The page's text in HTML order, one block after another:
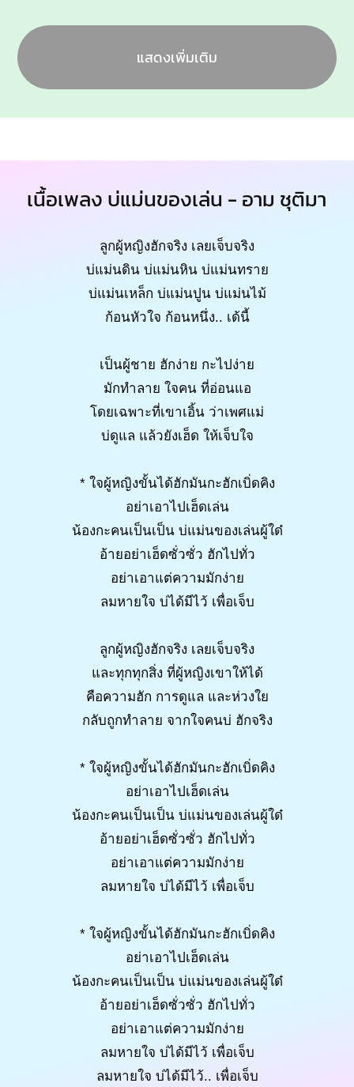
แสดงเพิ่มเติม
เนื้อเพลง บ่แม่นของเล่น - อาม ชุติมา
ลูกผู้หญิงฮักจริง เลยเจ็บจริง
บ่แม่นดิน บ่แม่นหิน บ่แม่นทราย
บ่แม่นเหล็ก บ่แม่นปูน บ่แม่นไม้
ก้อนหัวใจ ก้อนหนึ่ง.. เด้นี้
เป็นผู้ชาย ฮักง่าย กะไปง่าย
มักทำลาย ใจคน ที่อ่อนแอ
โดยเฉพาะที่เขาเอิ้น ว่าเพศแม่
บ่ดูแล แล้วยังเฮ็ด ให้เจ็บใจ
* ใจผู้หญิงขั้นได้ฮักมันกะฮักเบิ่ดคิง
อย่าเอาไปเฮ็ดเล่น
น้องกะคนเป็นเป็น บ่แม่นของเล่นผู้ใด๋
อ้ายอย่าเฮ็ดซั่วซั่ว ฮักไปทั่ว
อย่าเอาแต่ความมักง่าย
ลมหายใจ บ่ได้มีไว้ เพื่อเจ็บ
ลูกผู้หญิงฮักจริง เลยเจ็บจริง
และทุกทุกสิ่ง ที่ผู้หญิงเขาให้ได้
คือความฮัก การดูแล และห่วงใย
กลับถูกทำลาย จากใจคนบ่ ฮักจริง
* ใจผู้หญิงขั้นได้ฮักมันกะฮักเบิ่ดคิง
อย่าเอาไปเฮ็ดเล่น
น้องกะคนเป็นเป็น บ่แม่นของเล่นผู้ใด๋
อ้ายอย่าเฮ็ดซั่วซั่ว ฮักไปทั่ว
อย่าเอาแต่ความมักง่าย
ลมหายใจ บ่ได้มีไว้ เพื่อเจ็บ
* ใจผู้หญิงขั้นได้ฮักมันกะฮักเบิ่ดคิง
อย่าเอาไปเฮ็ดเล่น
น้องกะคนเป็นเป็น บ่แม่นของเล่นผู้ใด๋
อ้ายอย่าเฮ็ดซั่วซั่ว ฮักไปทั่ว
อย่าเอาแต่ความมักง่าย
ลมหายใจ บ่ได้มีไว้ เพื่อเจ็บ
ลมหายใจ บ่ได้มีไว้.. เพื่อเจ็บ